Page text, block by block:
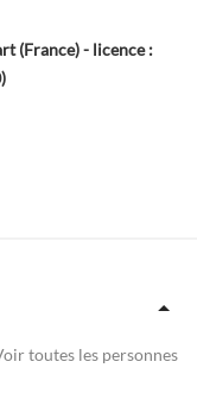
(France) - licence :
toutes les personnes